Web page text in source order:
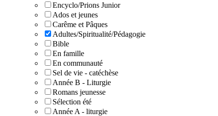
Encyclo/Prions Junior
Ados et jeunes
Carême et Pâques
Adultes/Spiritualité/Pédagogie
Bible
En famille
En communauté
Sel de vie - catéchèse
Année B - Liturgie
Romans jeunesse
Sélection été
Année A - liturgie